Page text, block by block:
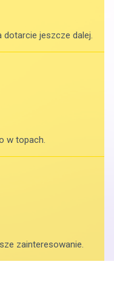
jeszcze dalej.
w topach.
zainteresowanie.